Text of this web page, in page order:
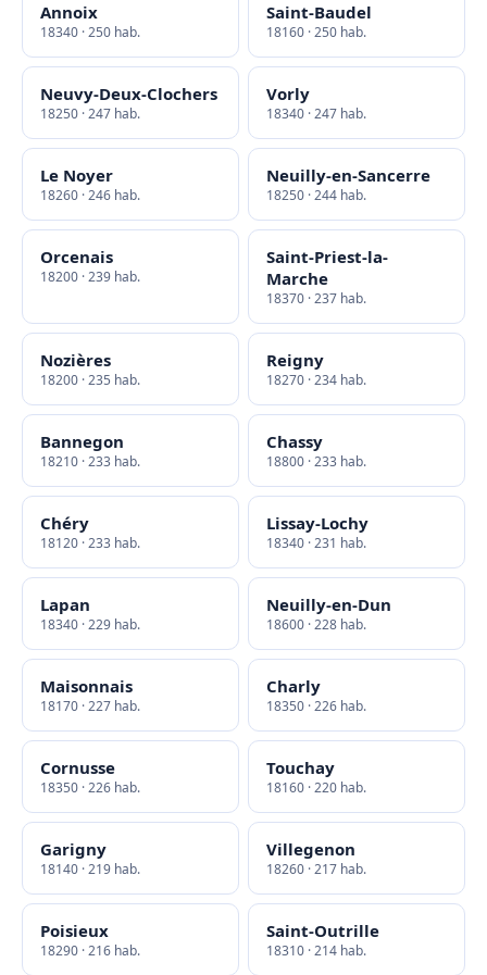
Annoix
18340 · 250 hab.
Saint-Baudel
18160 · 250 hab.
Neuvy-Deux-Clochers
18250 · 247 hab.
Vorly
18340 · 247 hab.
Le Noyer
18260 · 246 hab.
Neuilly-en-Sancerre
18250 · 244 hab.
Orcenais
18200 · 239 hab.
Saint-Priest-la-
Marche
18370 · 237 hab.
Nozières
18200 · 235 hab.
Reigny
18270 · 234 hab.
Bannegon
18210 · 233 hab.
Chassy
18800 · 233 hab.
Chéry
18120 · 233 hab.
Lissay-Lochy
18340 · 231 hab.
Lapan
18340 · 229 hab.
Neuilly-en-Dun
18600 · 228 hab.
Maisonnais
18170 · 227 hab.
Charly
18350 · 226 hab.
Cornusse
18350 · 226 hab.
Touchay
18160 · 220 hab.
Garigny
18140 · 219 hab.
Villegenon
18260 · 217 hab.
Poisieux
18290 · 216 hab.
Saint-Outrille
18310 · 214 hab.